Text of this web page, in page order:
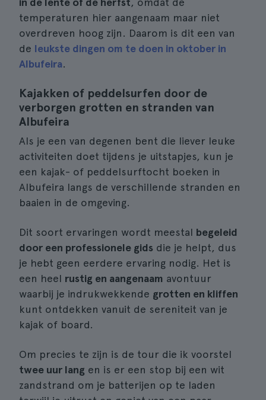
temperaturen hier aangenaam maar niet
overdreven hoog zijn. Daarom is dit een van
de leukste dingen om te doen in oktober in
Albufeira.
Kajakken of peddelsurfen door de
verborgen grotten en stranden van
Albufeira
Als je een van degenen bent die liever leuke
activiteiten doet tijdens je uitstapjes, kun je
een kajak- of peddelsurftocht boeken in
Albufeira langs de verschillende stranden en
baaien in de omgeving.
Dit soort ervaringen wordt meestal begeleid
door een professionele gids die je helpt, dus
je hebt geen eerdere ervaring nodig. Het is
een heel rustig en aangenaam avontuur
waarbij je indrukwekkende grotten en kliffen
kunt ontdekken vanuit de sereniteit van je
kajak of board.
Om precies te zijn is de tour die ik voorstel
twee uur lang en is er een stop bij een wit
zandstrand om je batterijen op te laden